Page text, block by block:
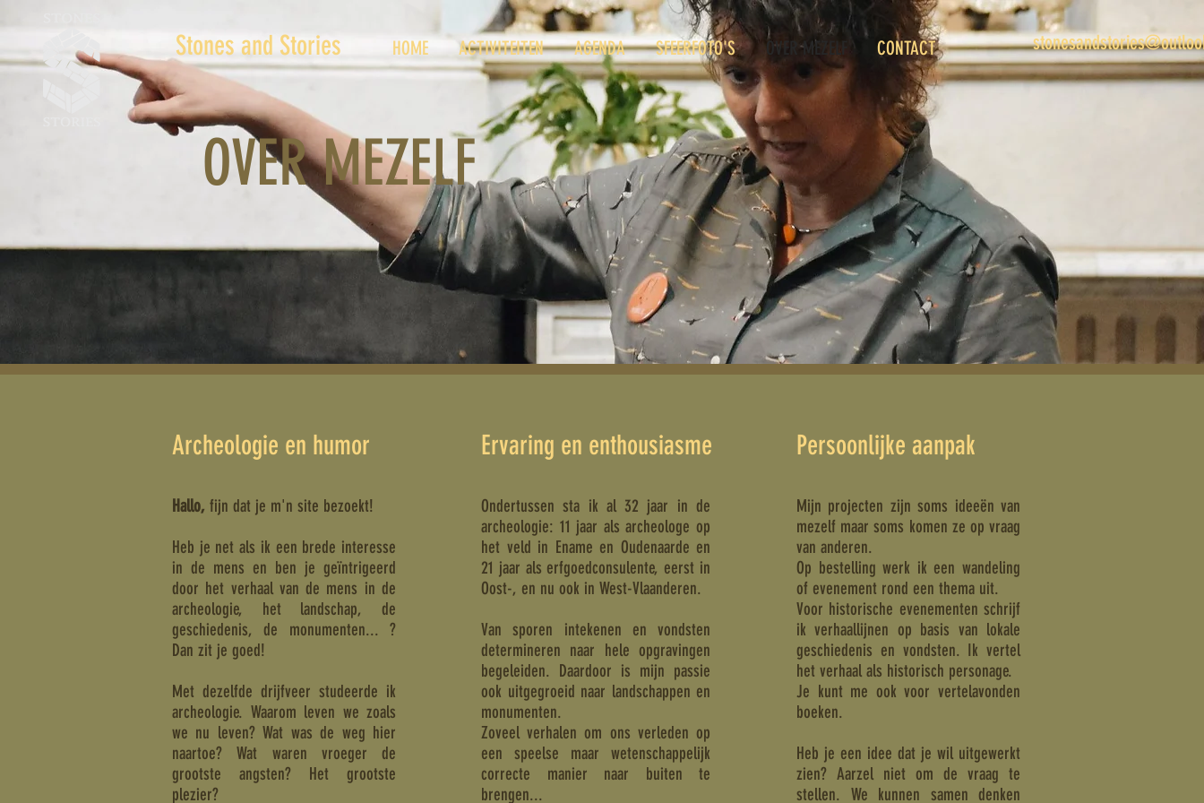
Stones and Stories HOME ACTIVITEITEN AGENDA SFEERFOTO'S OVER MEZELF CONTACT
OVER MEZELF
Archeologie en humor
Hallo, fijn dat je m'n site bezoekt!
Heb je net als ik een brede interesse
in de mens en ben je geïntrigeerd
door het verhaal van de mens in de
archeologie, het landschap, de
geschiedenis, de monumenten... ?
Dan zit je goed!
Met dezelfde drijfveer studeerde ik
archeologie. Waarom leven we zoals
we nu leven? Wat was de weg hier
naartoe? Wat waren vroeger de
grootste angsten? Het grootste
plezier?
Ervaring en enthousiasme
Ondertussen sta ik al 32 jaar in de
archeologie: 11 jaar als archeologe op
het veld in Ename en Oudenaarde en
21 jaar als erfgoedconsulente, eerst in
Oost-, en nu ook in West-Vlaanderen.
Van sporen intekenen en vondsten
determineren naar hele opgravingen
begeleiden. Daardoor is mijn passie
ook uitgegroeid naar landschappen en
monumenten.
Zoveel verhalen om ons verleden op
een speelse maar wetenschappelijk
correcte manier naar buiten te
brengen...
Persoonlijke aanpak
​Mijn projecten zijn soms ideeën van
mezelf maar soms komen ze op vraag
van anderen.
Op bestelling werk ik een wandeling
of evenement rond een thema uit.
Voor historische evenementen schrijf
ik verhaallijnen op basis van lokale
geschiedenis en vondsten. Ik vertel
het verhaal als historisch personage.
Je kunt me ook voor vertelavonden
boeken.
Heb je een idee dat je wil uitgewerkt
zien? Aarzel niet om de vraag te
stellen. We kunnen samen denken